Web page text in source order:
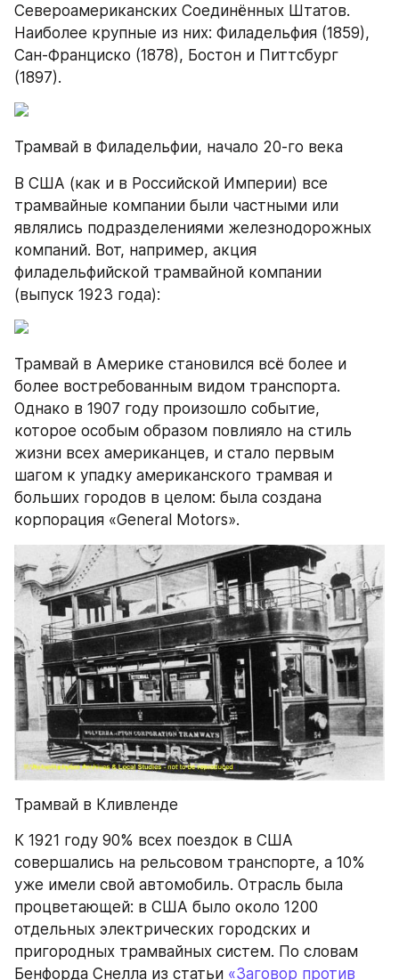
Североамериканских Соединённых Штатов.
Наиболее крупные из них: Филадельфия (1859),
Сан-Франциско (1878), Бостон и Питтсбург
(1897).
Трамвай в Филадельфии, начало 20-го века
В США (как и в Российской Империи) все
трамвайные компании были частными или
являлись подразделениями железнодорожных
компаний. Вот, например, акция
филадельфийской трамвайной компании
(выпуск 1923 года):
Трамвай в Америке становился всё более и
более востребованным видом транспорта.
Однако в 1907 году произошло событие,
которое особым образом повлияло на стиль
жизни всех американцев, и стало первым
шагом к упадку американского трамвая и
больших городов в целом: была создана
корпорация «General Motors».
Трамвай в Кливленде
К 1921 году 90% всех поездок в США
совершались на рельсовом транспорте, а 10%
уже имели свой автомобиль. Отрасль была
процветающей: в США было около 1200
отдельных электрических городских и
пригородных трамвайных систем. По словам
Бенфорда Снелла из статьи «Заговор против